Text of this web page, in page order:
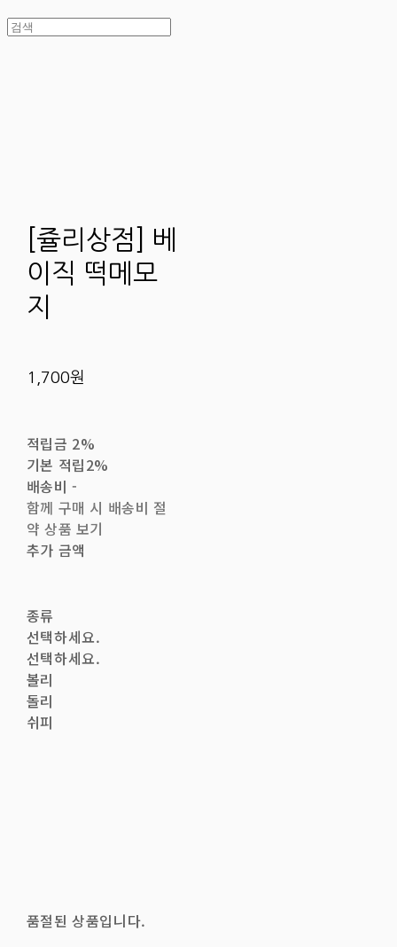
[쥴리상점] 베
이직 떡메모
지
1,700원
적립금 2%
기본 적립2%
배송비-
함께 구매 시 배송비 절
약 상품 보기
추가 금액
종류
선택하세요.
선택하세요.
볼리
돌리
쉬피
품절된 상품입니다.